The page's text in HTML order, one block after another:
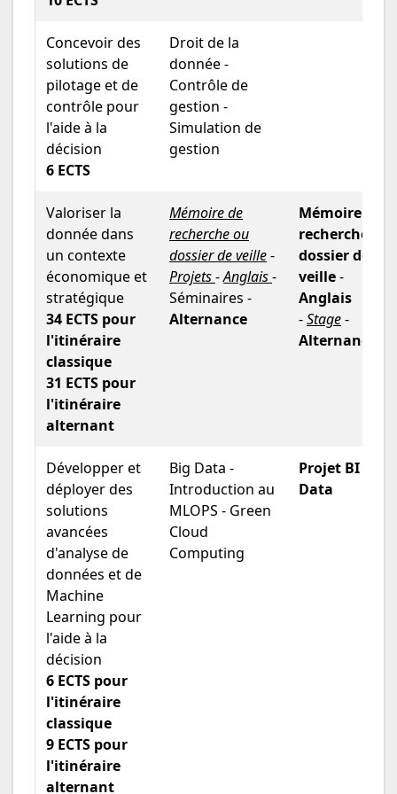
Concevoir des
solutions de
pilotage et de
contrôle pour
l'aide à la
décision
6 ECTS
Droit de la
donnée -
Contrôle de
gestion -
Simulation de
gestion
Valoriser la
donnée dans
un contexte
économique et
stratégique
34 ECTS pour
l'itinéraire
classique
31 ECTS pour
l'itinéraire
alternant
Mémoire de
recherche ou
dossier de veille-
Projets-Anglais-
Séminaires -
Alternance
Mémoire de
recherche ou
dossier de
veille-
Anglais
-Stage-
Alternance
Développer et
déployer des
solutions
avancées
d'analyse de
données et de
Machine
Learning pour
l'aide à la
décision
6 ECTS pour
l'itinéraire
classique
9 ECTS pour
l'itinéraire
alternant
Big Data -
Introduction au
MLOPS - Green
Cloud
Computing
Projet BI / Big
Data